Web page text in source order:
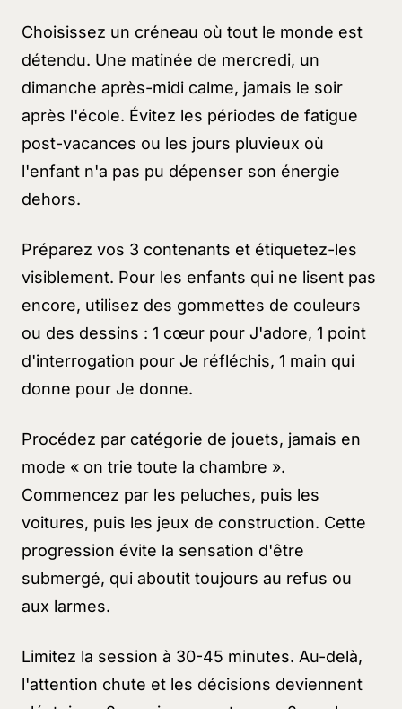
Choisissez un créneau où tout le monde est
détendu. Une matinée de mercredi, un
dimanche après-midi calme, jamais le soir
après l'école. Évitez les périodes de fatigue
post-vacances ou les jours pluvieux où
l'enfant n'a pas pu dépenser son énergie
dehors.
Préparez vos 3 contenants et étiquetez-les
visiblement. Pour les enfants qui ne lisent pas
encore, utilisez des gommettes de couleurs
ou des dessins : 1 cœur pour J'adore, 1 point
d'interrogation pour Je réfléchis, 1 main qui
donne pour Je donne.
Procédez par catégorie de jouets, jamais en
mode « on trie toute la chambre ».
Commencez par les peluches, puis les
voitures, puis les jeux de construction. Cette
progression évite la sensation d'être
submergé, qui aboutit toujours au refus ou
aux larmes.
Limitez la session à 30-45 minutes. Au-delà,
l'attention chute et les décisions deviennent